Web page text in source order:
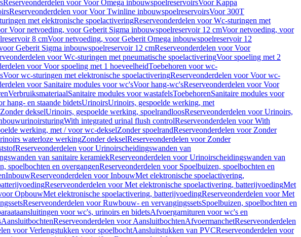
Reserveonderdelen voor Voor Omega inbouwspoelreservoirsVoor Kappa
Reserveonderdelen voor Voor Twinline inbouwspoelreservoirsVoor 300T
met elektronische spoelactiveringReserveonderdelen voor Wc-sturingen met
Voor netvoeding, voor Geberit Sigma inbouwspoelreservoir 12 cmVoor netvoeding, voor
8 cmVoor netvoeding, voor Geberit Omega inbouwspoelreservoir 12
Geberit Sigma inbouwspoelreservoir 12 cmReserveonderdelen voor Voor
voor Wc-sturingen met pneumatische spoelactiveringVoor spoeling met 2
voor Voor spoeling met 1 hoeveelheidToebehoren voor wc-
Voor wc-sturingen met elektronische spoelactiveringReserveonderdelen voor Voor wc-
voor Sanitaire modules voor wc'sVoor hang-wc'sReserveonderdelen voor Voor
VerbruiksmateriaalSanitaire modules voor wastafelsToebehorenSanitaire modules voor
hang- en staande bidetsUrinoirsUrinoirs, gespoelde werking, met
dekselUrinoirs, gespoelde werking, spoelrandloosReserveonderdelen voor Urinoirs,
With integrated urinal flush controlReserveonderdelen voor With
werking, met / voor wc-dekselZonder spoelrandReserveonderdelen voor Zonder
waterloze werkingZonder dekselReserveonderdelen voor Zonder
Reserveonderdelen voor Urinoirscheidingswanden van
van sanitaire keramiekReserveonderdelen voor Urinoirscheidingswanden van
spoelbochten en overgangenReserveonderdelen voor Spoelbuizen, spoelbochten en
InbouwReserveonderdelen voor InbouwMet elektronische spoelactivering,
Reserveonderdelen voor Met elektronische spoelactivering, batterijvoedingMet
OpbouwMet elektronische spoelactivering, batterijvoedingReserveonderdelen voor Met
Reserveonderdelen voor Ruwbouw- en vervangingssetsSpoelbuizen, spoelbochten en
voor wc's, urinoirs en bidetsAfvoergarnituren voor wc's en
AansluitbochtenReserveonderdelen voor AansluitbochtenAfvoermanchetReserveonderdelen
voor Verlengstukken voor spoelbochtAansluitstukken van PVCReserveonderdelen voor